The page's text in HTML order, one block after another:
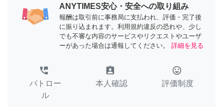
ANYTIMES安心・安全への取り組み
報酬は取引前に事務局に支払われ、評価・完了後
に振り込まれます。利用規約違反の恐れや、少し
でも不審な内容のサービスやリクエストやユーザ
ーがあった場合は通報してください。
詳細を見る
perm_phone_msg
パトロー
ル
assignment_ind
本人確認
tag_faces
評価制度